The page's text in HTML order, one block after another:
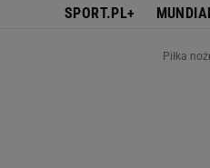
SPORT.PL+
Piłka